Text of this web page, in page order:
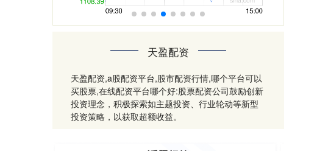
天盈配资
天盈配资,a股配资平台,股市配资行情,哪个平台可以
买股票,在线配资平台哪个好:股票配资公司鼓励创新
投资理念，积极探索如主题投资、行业轮动等新型
投资策略，以获取超额收益。